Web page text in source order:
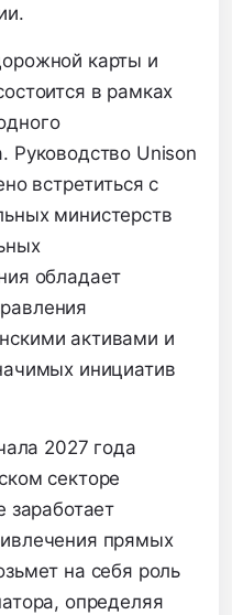
карты и
в рамках
Руководство Unison
встретиться с
министерств
обладает
активами и
инициатив
2027 года
секторе
заработает
прямых
на себя роль
определяя